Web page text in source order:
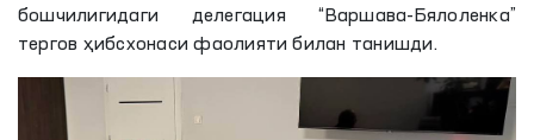
бошчилигидаги делегация “Варшава-Бялоленка”
тергов ҳибсхонаси фаолияти билан танишди.